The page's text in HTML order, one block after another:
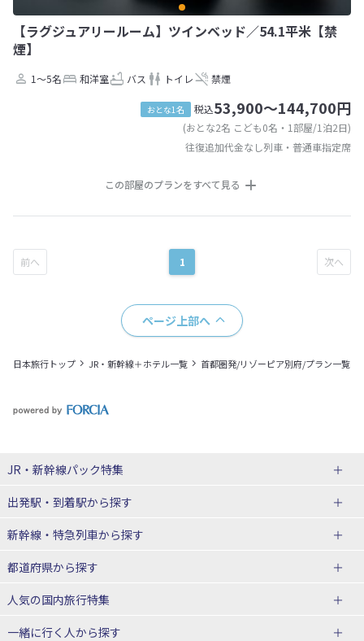
【ラグジュアリールーム】ツインベッド／54.1平米【禁
煙】
1～5名 和洋室 バス トイレ 禁煙
おとな1名 税込53,900～144,700円
(おとな2名 こども0名・1部屋/1泊2日)
往復追加代金なし列車・普通車指定席
この部屋のプランをすべて見る
1
ページ上部へ
日本旅行トップ JR・新幹線＋ホテル一覧 首都圏発/リゾーピア別府/プラン一覧
JR・新幹線パック特集
JR・新幹線＋ホテルパック
出張パック
出発駅・到着駅から探す
秋田⇔東京 新幹線パック
仙台→東京 新幹線パック
富山⇔東京 新幹線パック
東京→仙台 新幹線パック
新幹線・特急列車から探す
北海道新幹線 旅行
山形新幹線 旅行
東海道新幹線 旅行
都道府県から探す
北海道旅行・ツアー
人気の国内旅行特集
東京ディズニーリゾート®への旅 ユニバーサル・スタジオ・ジャパ
一緒に行く人から探す